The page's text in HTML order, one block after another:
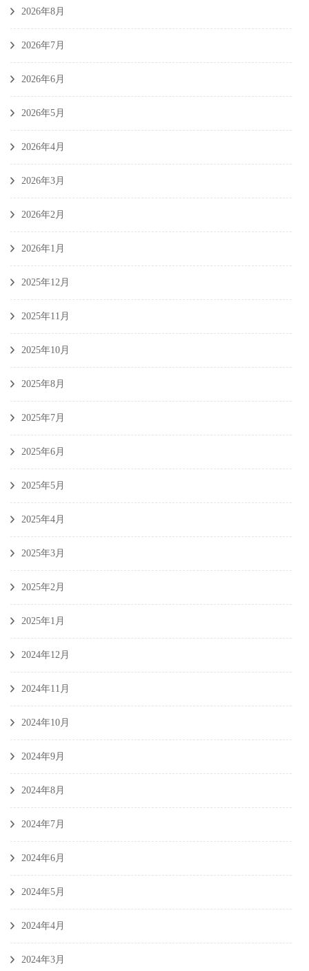
2026年8月
2026年7月
2026年6月
2026年5月
2026年4月
2026年3月
2026年2月
2026年1月
2025年12月
2025年11月
2025年10月
2025年8月
2025年7月
2025年6月
2025年5月
2025年4月
2025年3月
2025年2月
2025年1月
2024年12月
2024年11月
2024年10月
2024年9月
2024年8月
2024年7月
2024年6月
2024年5月
2024年4月
2024年3月